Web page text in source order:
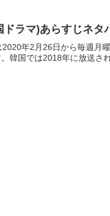
ラマ)あらすじネタ
年2月26日から毎週月
韓国では2018年に放送さ